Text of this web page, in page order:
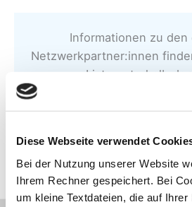
Diese Webseite verwendet
Bei der Nutzung unserer Website
Ihrem Rechner gespeichert. Bei
um kleine Textdateien, die auf
Informationen zu den
Netzwerkpartner:innen
Liste unterhalb